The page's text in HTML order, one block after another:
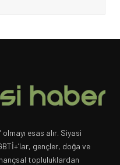
esas alır. Siyasi
gençler, doğa ve
topluluklardan